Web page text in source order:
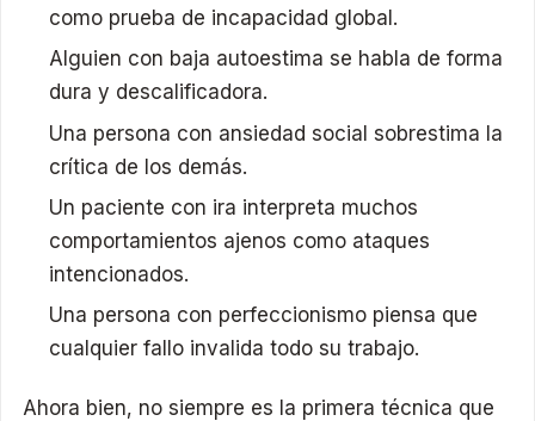
como prueba de incapacidad global.
Alguien con baja autoestima se habla de forma
dura y descalificadora.
Una persona con ansiedad social sobrestima la
crítica de los demás.
Un paciente con ira interpreta muchos
comportamientos ajenos como ataques
intencionados.
Una persona con perfeccionismo piensa que
cualquier fallo invalida todo su trabajo.
Ahora bien, no siempre es la primera técnica que